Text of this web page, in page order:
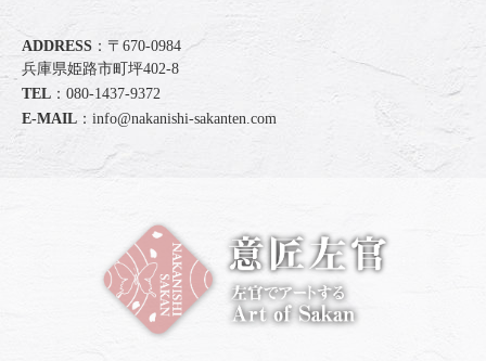
ADDRESS ：〒670-0984
兵庫県姫路市町坪402-8
TEL ： 080-1437-9372
E-MAIL ： info@nakanishi-sakanten.com